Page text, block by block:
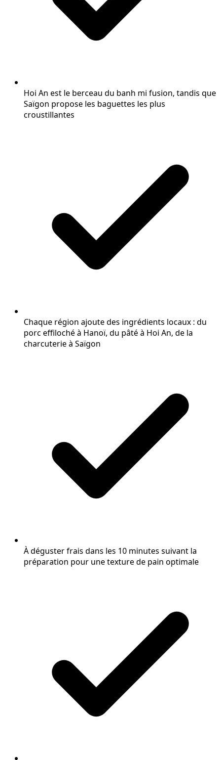
Hoi An est le berceau du banh mi fusion, tandis que
Saïgon propose les baguettes les plus
croustillantes
Chaque région ajoute des ingrédients locaux : du
porc effiloché à Hanoï, du pâté à Hoi An, de la
charcuterie à Saïgon
À déguster frais dans les 10 minutes suivant la
préparation pour une texture de pain optimale